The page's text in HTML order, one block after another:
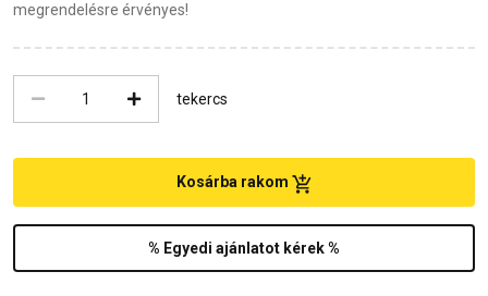
megrendelésre érvényes!
tekercs
% Egyedi ajánlatot kérek %
Kosárba rakom